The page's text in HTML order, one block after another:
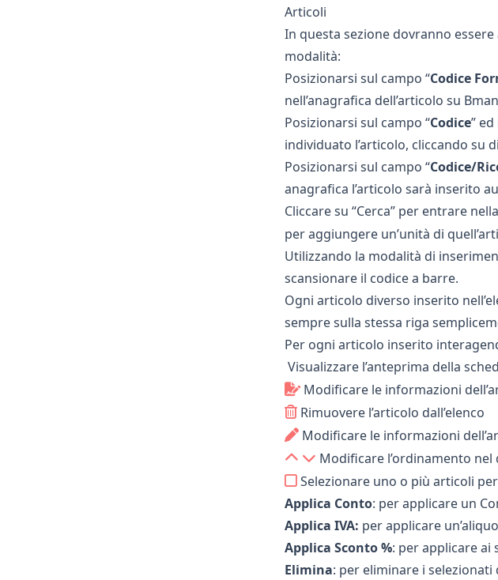
Articoli
In questa sezione dovranno
modalità:
Posizionarsi sul campo “Codice
nell’anagrafica dell’articolo su
Posizionarsi sul campo “Codice”
individuato l’articolo, cliccando su
Posizionarsi sul campo “Codice/
anagrafica l’articolo sarà inserito
Cliccare su “Cerca” per entrare
per aggiungere un’unità di
Utilizzando la modalità di
scansionare il codice a barre.
Ogni articolo diverso inserito
sempre sulla stessa riga
Per ogni articolo inserito
Visualizzare l’anteprima della
Modificare le informazioni
Rimuovere l’articolo dall’elenco
Modificare le informazioni
Modificare l’ordinamento
Selezionare uno o più articoli
Applica Conto: per applicare un
Applica IVA: per applicare
Applica Sconto %: per applicare
Elimina: per eliminare i selezionati